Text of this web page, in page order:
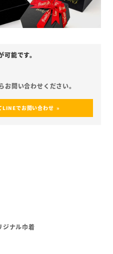
LINEでお問い合わせ
ジナル巾着